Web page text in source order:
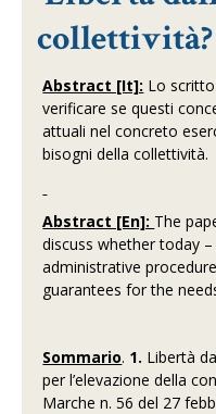
collettività?
Abstract [It]: Lo scritto
verificare se questi
attuali nel concreto
bisogni della collettività.
Abstract [En]: The
discuss whether today
administrative
guarantees for the
Sommario. 1. Libertà
per l’elevazione della
Marche n. 56 del 27